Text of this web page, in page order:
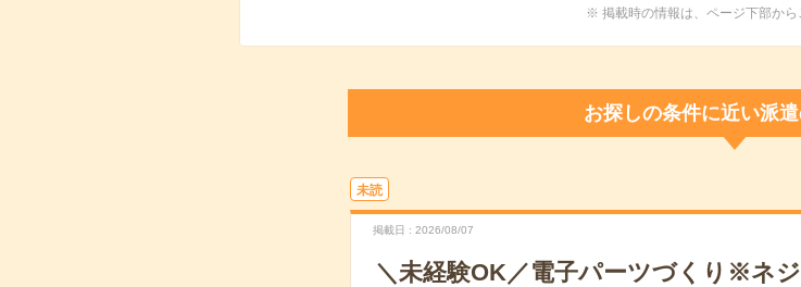
※ 掲載時の情報は、ページ下部から
お探しの条件に近い派
未読
掲載日 2026/08/07
＼未経験OK／電子パーツづくり※ネ